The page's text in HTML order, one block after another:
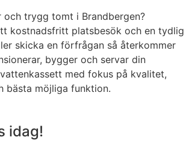
och trygg tomt i Brandbergen?
kostnadsfritt platsbesök och en tydlig
skicka en förfrågan så återkommer
bygger och servar din
med fokus på kvalitet,
bästa möjliga funktion.
idag!